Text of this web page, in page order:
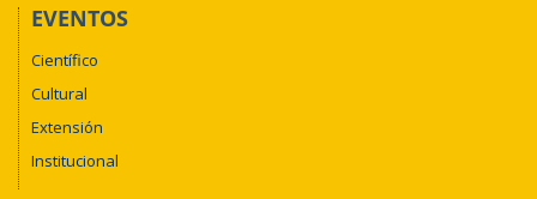
EVENTOS
Científico
Cultural
Extensión
Institucional